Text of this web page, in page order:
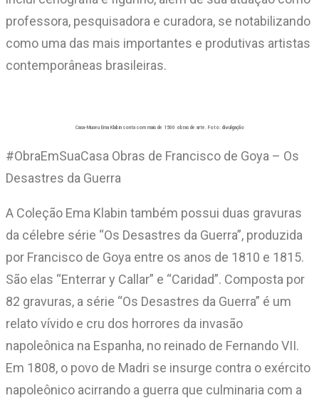
professora, pesquisadora e curadora, se notabilizando
como uma das mais importantes e produtivas artistas
contemporâneas brasileiras.
Casa-Museu Ema Klabin conta com mais de 1500 obras de arte. Foto: divulgação
#ObraEmSuaCasa Obras de Francisco de Goya – Os
Desastres da Guerra
A Coleção Ema Klabin também possui duas gravuras
da célebre série “Os Desastres da Guerra”, produzida
por Francisco de Goya entre os anos de 1810 e 1815.
São elas “Enterrar y Callar” e “Caridad”. Composta por
82 gravuras, a série “Os Desastres da Guerra” é um
relato vívido e cru dos horrores da invasão
napoleônica na Espanha, no reinado de Fernando VII.
Em 1808, o povo de Madri se insurge contra o exército
napoleônico acirrando a guerra que culminaria com a